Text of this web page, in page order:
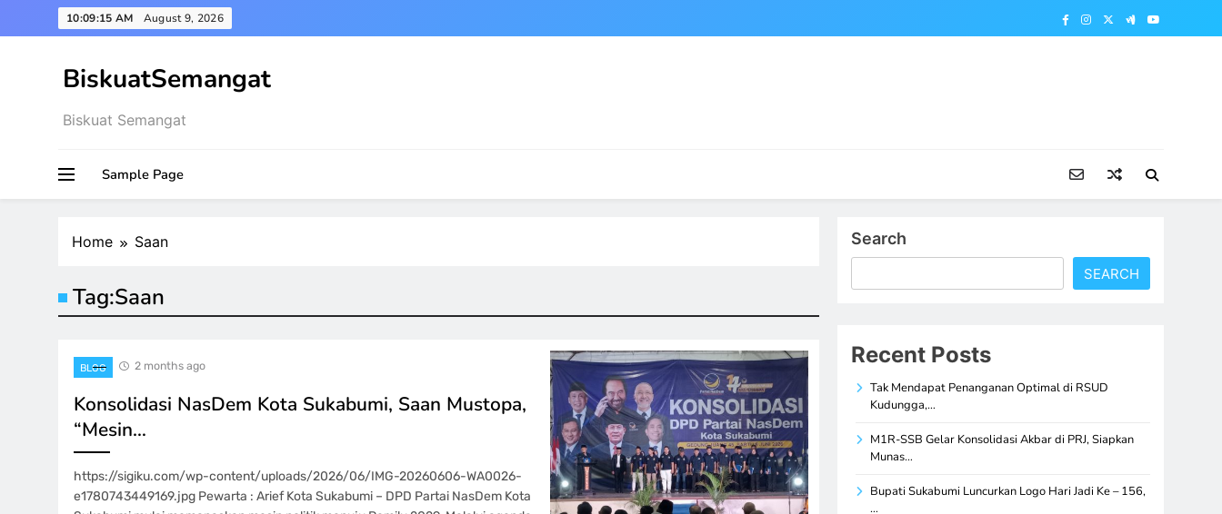
to
10:09:15 AM August 9, 2026
BiskuatSemangat
Biskuat Semangat
Sample Page
Home Saan
Tag:Saan
BLOG 2 months ago
Konsolidasi NasDem Kota Sukabumi, Saan Mustopa,
“Mesin…
https://sigiku.com/wp-content/uploads/2026/06/IMG-20260606-WA0026-
e1780743449169.jpg Pewarta : Arief Kota Sukabumi – DPD Partai NasDem Kota
Search
SEARCH
Recent Posts
Tak Mendapat Penanganan Optimal di RSUD
Kudungga,…
M1R-SSB Gelar Konsolidasi Akbar di PRJ, Siapkan
Munas…
Bupati Sukabumi Luncurkan Logo Hari Jadi Ke – 156,
…